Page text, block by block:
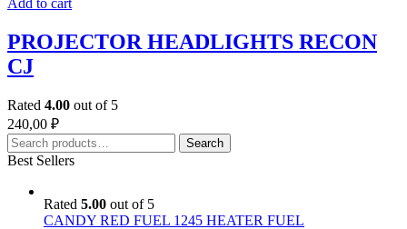
Add to cart
PROJECTOR HEADLIGHTS RECON
CJ
Rated 4.00 out of 5
240,00 ₽
Search
for:
Search
Best Sellers
Rated 5.00 out of 5
CANDY RED FUEL 1245 HEATER FUEL